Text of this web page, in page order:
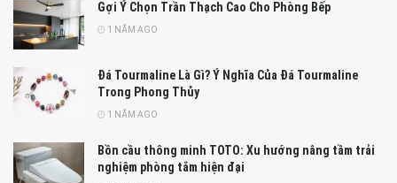
Gợi Ý Chọn Trần Thạch Cao Cho Phòng Bếp
1 NĂM AGO
Đá Tourmaline Là Gì? Ý Nghĩa Của Đá Tourmaline
Trong Phong Thủy
1 NĂM AGO
Bồn cầu thông minh TOTO: Xu hướng nâng tầm trải
nghiệm phòng tắm hiện đại